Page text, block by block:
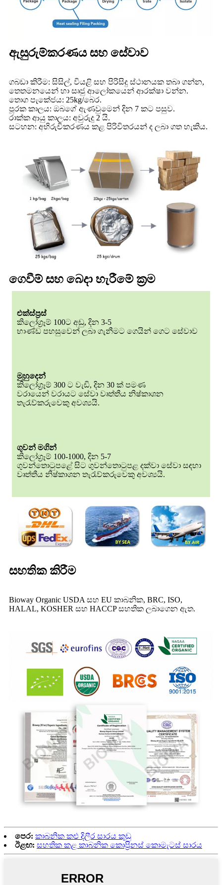
ඇසුරුම්කරණය සහ සේවාව
ගබඩා කිරීම: සිසිල්, වියළි සහ පිරිසිදු ස්ථානයක තබා ගන්න,
තෙතමනයෙන් හා සෘජු ආලෝකයෙන් ආරක්ෂා වන්න.
තොග පැකේජය: 25kg/බෙර.
පූරක කාලය: ඔබගේ ඇණවුමෙන් දින 7 කට පසුව.
රාක්ක ආයු කාලය: අවුරුදු 2 යි.
සටහන: අභිරුචිකරණය කළ පිරිවිතරයන් ද ලබා ගත හැකිය.
ගෙවීම් සහ බෙදා හැරීමේ ක්‍රම
එක්ස්ප්‍රස්
කිලෝග්‍රෑම් 100ට අඩු, දින 3-5
භාණ්ඩ පහසුවෙන් ලබා ගැනීමට ගෙයින් ගෙට සේවාව
මුහුදෙන්
කිලෝග්‍රෑම් 300 ට වැඩි, දින 30 ක් පමණ
වරායෙන් වරායට සේවා වෘත්තීය නිෂ්කාශන
තැරැව්කරුවෙකු අවශ්‍යයි.
ගුවන් මගින්
කිලෝග්‍රෑම් 100-1000, දින 5-7
ගුවන්තොටුපළේ සිට ගුවන්තොටුපළ දක්වා සේවා සඳහා
වෘත්තීය නිෂ්කාශන තැරැව්කරුවෙකු අවශ්‍යයි.
සහතික කිරීම
Bioway Organic USDA සහ EU කාබනික, BRC, ISO,
HALAL, KOSHER සහ HACCP සහතික ලබාගෙන ඇත.
පෙර: කාබනික කළු දිලීර සාරය කුඩු
ඊළඟ: සහතික කළ කාබනික කොප්‍රිනස් කොමැටස් සාරය